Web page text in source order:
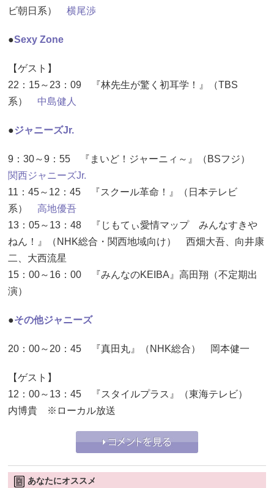
ビ朝日系） 横尾渉
●Sexy Zone
【ゲスト】
22：15～23：09 『林先生が驚く初耳学！』（TBS
系） 中島健人
●ジャニーズJr.
9：30～9：55 『まいど！ジャーニィ～』（BSフジ）
関西ジャニーズJr.
11：45～12：45 『スクール革命！』（日本テレビ
系） 高地優吾
13：05～13：48 『じもてぃ愛情マップ みんなすきや
ねん！』（NHK総合・関西地域向け） 西畑大吾、向井康
二、大西流星
15：00～16：00 『みんなのKEIBA』高田翔（不定期出
演）
●その他ジャニーズ
20：00～20：45 『真田丸』（NHK総合） 岡本健一
【ゲスト】
12：00～13：45 『スタイルプラス』（東海テレビ）
内博貴 ※ローカル放送
あなたにオススメ